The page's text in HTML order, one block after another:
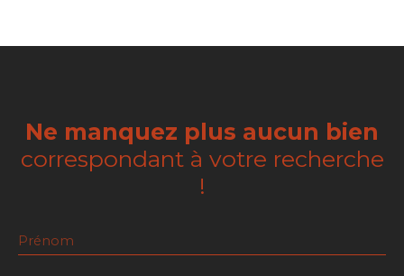
Ne manquez plus aucun bien
correspondant à votre recherche
!
Prénom